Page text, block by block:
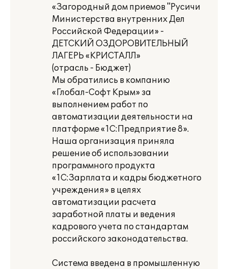
«Загородный дом приемов "Русичи
Министерства внутренних Дел
Российской Федерации» -
ДЕТСКИЙ ОЗДОРОВИТЕЛЬНЫЙ
ЛАГЕРЬ «КРИСТАЛЛ»
(отрасль - Бюджет)
Мы обратились в компанию
«Глобал-Софт Крым» за
выполнением работ по
автоматизации деятельности на
платформе «1С:Предприятие 8».
Наша организация приняла
решение об использовании
программного продукта
«1С:Зарплата и кадры бюджетного
учреждения» в целях
автоматизации расчета
заработной платы и ведения
кадрового учета по стандартам
российского законодательства.
Система введена в промышленную